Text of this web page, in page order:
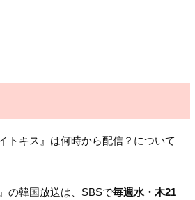
トキス』は何時から配信？について
の韓国放送は、SBSで毎週水・木21